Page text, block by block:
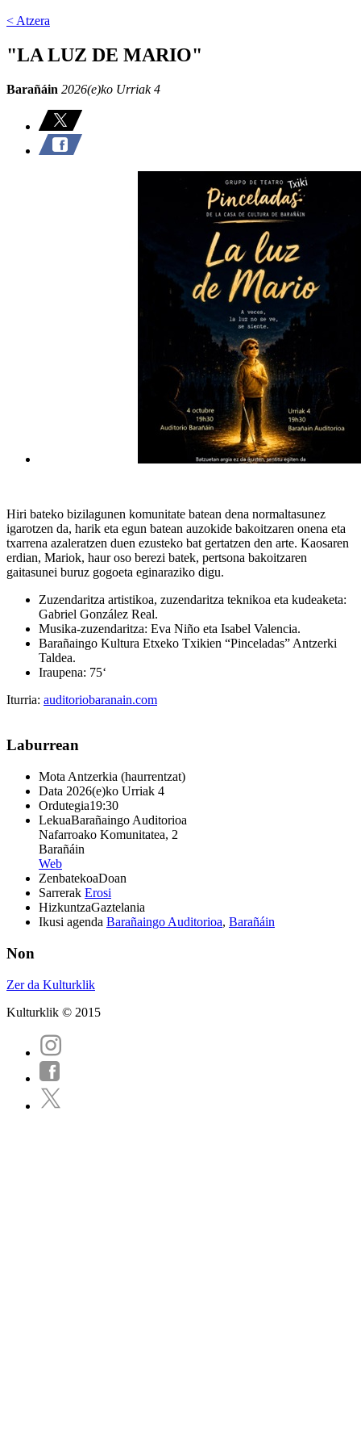
< Atzera
"LA LUZ DE MARIO"
Barañáin 2026(e)ko Urriak 4
Hiri bateko bizilagunen komunitate batean dena normaltasunez
igarotzen da, harik eta egun batean auzokide bakoitzaren onena eta
txarrena azaleratzen duen ezusteko bat gertatzen den arte. Kaosaren
erdian, Mariok, haur oso berezi batek, pertsona bakoitzaren
gaitasunei buruz gogoeta eginaraziko digu.
Zuzendaritza artistikoa, zuzendaritza teknikoa eta kudeaketa:
Gabriel González Real.
Musika-zuzendaritza: Eva Niño eta Isabel Valencia.
Barañaingo Kultura Etxeko Txikien “Pinceladas” Antzerki
Taldea.
Iraupena: 75‘
Iturria: auditoriobaranain.com
Laburrean
Mota Antzerkia (haurrentzat)
Data 2026(e)ko Urriak 4
Ordutegia19:30
LekuaBarañaingo Auditorioa
Nafarroako Komunitatea, 2
Barañáin
Web
ZenbatekoaDoan
Sarrerak Erosi
HizkuntzaGaztelania
Ikusi agenda Barañaingo Auditorioa, Barañáin
Non
Zer da Kulturklik
Kulturklik © 2015